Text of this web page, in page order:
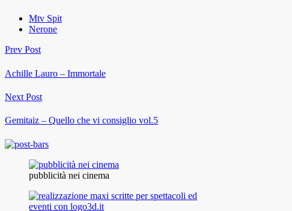
Mtv Spit
Nerone
Prev Post
Achille Lauro – Immortale
Next Post
Gemitaiz – Quello che vi consiglio vol.5
pubblicità nei cinema